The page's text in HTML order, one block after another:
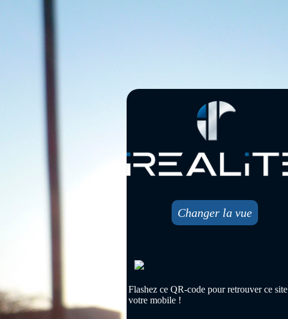
Changer la vue
Flashez ce QR-code pour retrouver ce
votre mobile !